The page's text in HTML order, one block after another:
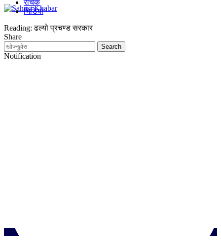
रोचक
भिडियो
Reading: ढल्यो प्रचण्ड सरकार
Share
Notification